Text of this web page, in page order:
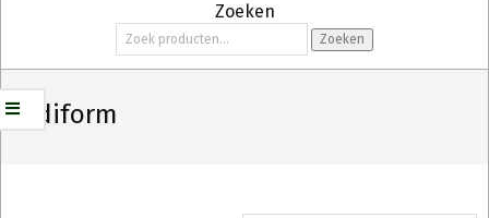
Zoeken
Zoeken
naar:
Zoeken
Modiform